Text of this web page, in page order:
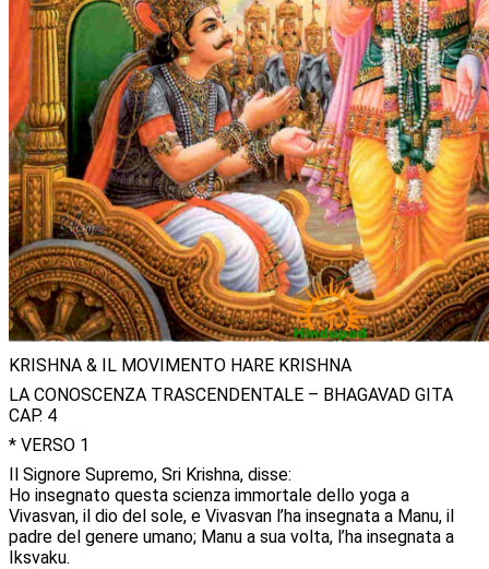
KRISHNA & IL MOVIMENTO HARE KRISHNA
LA CONOSCENZA TRASCENDENTALE – BHAGAVAD GITA
CAP. 4
* VERSO 1
Il Signore Supremo, Sri Krishna, disse:
Ho insegnato questa scienza immortale dello yoga a
Vivasvan, il dio del sole, e Vivasvan l’ha insegnata a Manu, il
padre del genere umano; Manu a sua volta, l’ha insegnata a
Iksvaku.